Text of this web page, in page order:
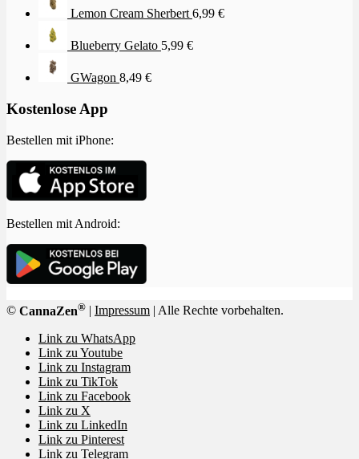
Lemon Cream Sherbert 6,99 €
Blueberry Gelato 5,99 €
GWagon 8,49 €
Kostenlose App
Bestellen mit iPhone:
Bestellen mit Android:
© CannaZen® Impressum | Alle Rechte vorbehalten.
Link zu WhatsApp
Link zu Youtube
Link zu Instagram
Link zu TikTok
Link zu Facebook
Link zu X
Link zu LinkedIn
Link zu Pinterest
Link zu Telegram